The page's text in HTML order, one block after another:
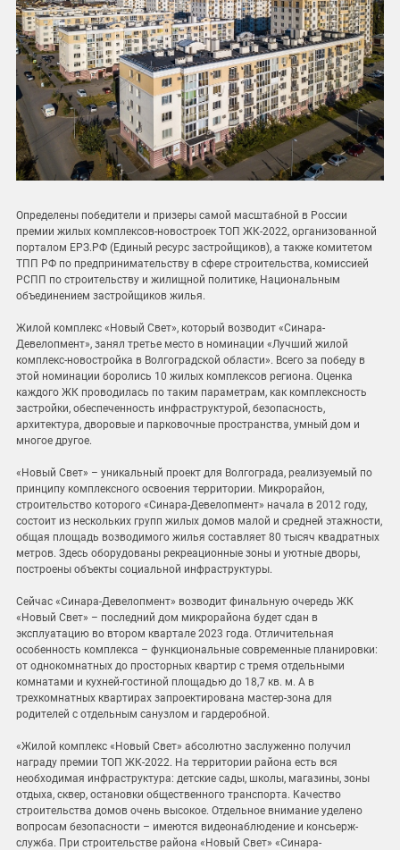
Определены победители и призеры самой масштабной в России
премии жилых комплексов-новостроек ТОП ЖК-2022, организованной
порталом ЕРЗ.РФ (Единый ресурс застройщиков), а также комитетом
ТПП РФ по предпринимательству в сфере строительства, комиссией
РСПП по строительству и жилищной политике, Национальным
объединением застройщиков жилья.
Жилой комплекс «Новый Свет», который возводит «Синара-
Девелопмент», занял третье место в номинации «Лучший жилой
комплекс-новостройка в Волгоградской области». Всего за победу в
этой номинации боролись 10 жилых комплексов региона. Оценка
каждого ЖК проводилась по таким параметрам, как комплексность
застройки, обеспеченность инфраструктурой, безопасность,
архитектура, дворовые и парковочные пространства, умный дом и
многое другое.
«Новый Свет» – уникальный проект для Волгограда, реализуемый по
принципу комплексного освоения территории. Микрорайон,
строительство которого «Синара-Девелопмент» начала в 2012 году,
состоит из нескольких групп жилых домов малой и средней этажности,
общая площадь возводимого жилья составляет 80 тысяч квадратных
метров. Здесь оборудованы рекреационные зоны и уютные дворы,
построены объекты социальной инфраструктуры.
Сейчас «Синара-Девелопмент» возводит финальную очередь ЖК
«Новый Свет» – последний дом микрорайона будет сдан в
эксплуатацию во втором квартале 2023 года. Отличительная
особенность комплекса – функциональные современные планировки:
от однокомнатных до просторных квартир с тремя отдельными
комнатами и кухней-гостиной площадью до 18,7 кв. м. А в
трехкомнатных квартирах запроектирована мастер-зона для
родителей с отдельным санузлом и гардеробной.
«Жилой комплекс «Новый Свет» абсолютно заслуженно получил
награду премии ТОП ЖК-2022. На территории района есть вся
необходимая инфраструктура: детские сады, школы, магазины, зоны
отдыха, сквер, остановки общественного транспорта. Качество
строительства домов очень высокое. Отдельное внимание уделено
вопросам безопасности – имеются видеонаблюдение и консьерж-
служба. При строительстве района «Новый Свет» «Синара-